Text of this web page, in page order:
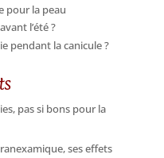
pour la peau
l’été ?
pendant la canicule ?
pas si bons pour la
ses effets